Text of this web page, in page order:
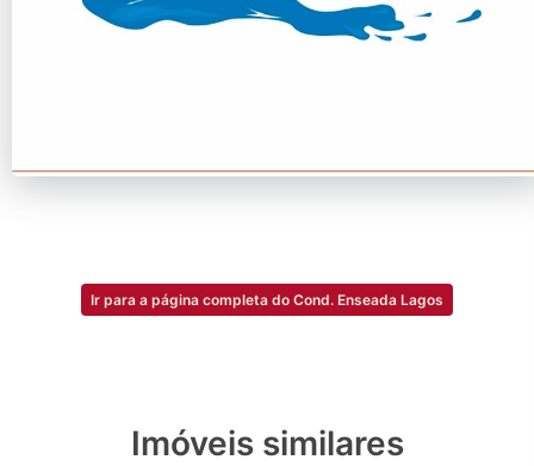
Ir para a página completa do Cond. Enseada Lagos
Imóveis similares